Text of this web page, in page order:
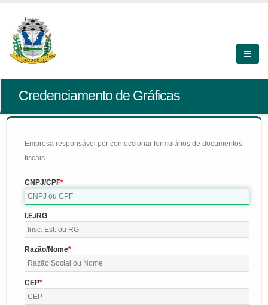
Credenciamento de Gráficas
Empresa responsável por confeccionar formulários de documentos
fiscais
CNPJ/CPF
I.E./RG
Razão/Nome
CEP